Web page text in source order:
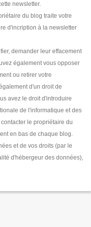
newsletter.
du blog traite votre
d'incription à la newsletter
demander leur effacement
également vous opposer
ou retirer votre
d'un droit de
avez le droit d'introduire
de l'informatique et des
le propriétaire du
en bas de chaque blog.
et de vos droits (par le
d'hébergeur des données),